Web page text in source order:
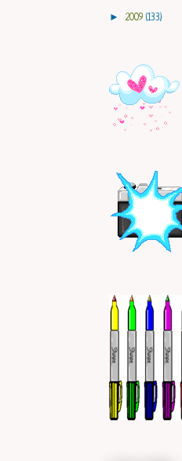
► 2009 (133)